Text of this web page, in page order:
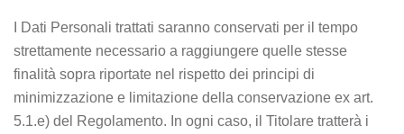
I Dati Personali trattati saranno conservati per il tempo
strettamente necessario a raggiungere quelle stesse
finalità sopra riportate nel rispetto dei principi di
minimizzazione e limitazione della conservazione ex art.
5.1.e) del Regolamento. In ogni caso, il Titolare tratterà i